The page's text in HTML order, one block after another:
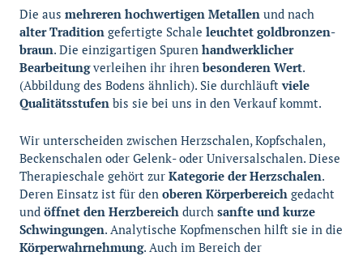
Die aus mehreren hochwertigen Metallen und nach
alter Tradition gefertigte Schale leuchtet goldbronzen-
braun. Die einzigartigen Spuren handwerklicher
Bearbeitungverleihen ihr ihrenbesonderen Wert.
(Abbildung des Bodens ähnlich). Sie durchläuftviele
Qualitätsstufen bis sie bei uns in den Verkauf kommt.
Wir unterscheiden zwischen Herzschalen, Kopfschalen,
Beckenschalen oder Gelenk- oder Universalschalen. Diese
Therapieschale gehört zur Kategorie der Herzschalen.
Deren Einsatz ist für den oberen Körperbereich gedacht
und öffnet den Herzbereich durch sanfte und kurze
Schwingungen. Analytische Kopfmenschen hilft sie in die
Körperwahrnehmung. Auch im Bereich der